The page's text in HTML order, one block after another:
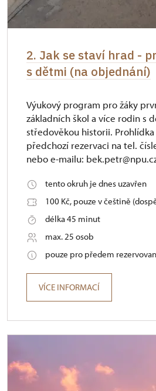
2. Jak se staví hrad -
s dětmi (na objednání)
Výukový program pro žáky
základních škol a více rodin s
středověkou historii.
předchozí rezervaci na tel.
nebo e-mailu:
tento okruh je dnes uzavřen
100 Kč, pouze v češtině
délka 45 minut
max. 25 osob
pouze pro předem
VÍCE INFORMACÍ